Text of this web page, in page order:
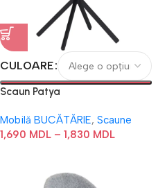
CULOARE
Scaun Patya
Mobilă BUCĂTĂRIE, Scaune
1,690 MDL – 1,830 MDL